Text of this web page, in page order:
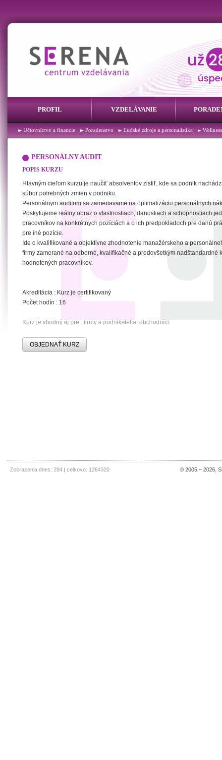
PROFIL VZDELÁVANIE
Účtovníctvo a financie Poradenstvo Ľudské zdroje a personalistika
PERSONÁLNY AUDIT
POPIS KURZU
Hlavným cieľom kurzu je naučiť absolventov zistiť, kde sa podnik
súbor potrebných zmien v podniku.
Personálnym auditom sa zameriavame na optimalizáciu personálnych
Poskytujeme reálny obraz o vlastnostiach, danostiach a schopnostiach
pracovníkov na konkrétnych pozíciách a o ich predpokladoch pre danú
pre iné pozície.
Ide o kvalifikované a objektívne zhodnotenie manažérskeho a
firmy zamerané na odborné, kvalifikačné a predovšetkým nadštandardné
hodnotených pracovníkov.
Akreditácia : Kurz je certifikovaný
Počet hodín : 16
Kurz je vhodný aj pre : firmy a podnikatelia, obchodníci.
OBJEDNAŤ KURZ
Zobrazenia dnes: 284 | celkovo: 1264320 © 2005 – 2026,